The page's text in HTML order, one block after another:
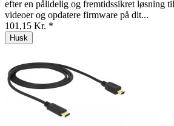
efter en pålidelig og fremtidssikret løsning
videoer og opdatere firmware på dit...
101,15 Kr. *
Husk